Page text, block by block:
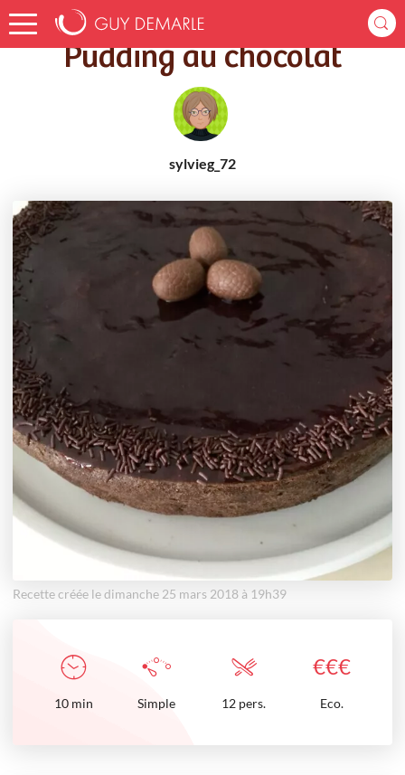
Accueil Recettes Pudding au chocolat
Pudding au chocolat
sylvieg_72
Recette créée le dimanche 25 mars 2018 à 19h39
€€€
10 min Simple 12 pers. Eco.